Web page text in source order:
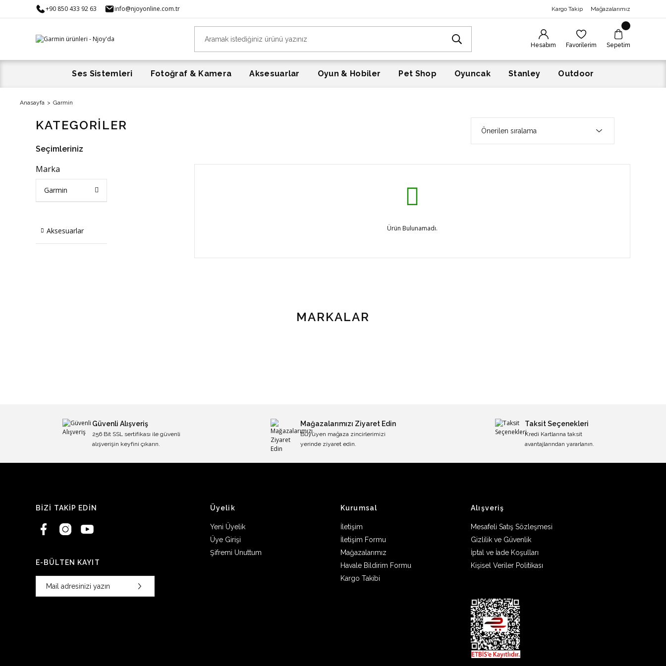
+90 850 433 92 63 info@njoyonline.com.tr Kargo Takip Mağazalarımız
Hesabım Favorilerim Sepetim
Ses Sistemleri Fotoğraf & Kamera Aksesuarlar Oyun & Hobiler Pet Shop Oyuncak Stanley Outdoor
Anasayfa Garmin
KATEGORİLER
Seçimleriniz
Marka
Garmin
Aksesuarlar Ürün Bulunamadı.
MARKALAR
Güvenli Alışveriş
256 Bit SSL sertifikası ile güvenli
alışverişin keyfini çıkarın.
Mağazalarımızı Ziyaret Edin
Büyüyen mağaza zincirlerimizi
yerinde ziyaret edin.
Taksit Seçenekleri
Kredi Kartlarına taksit
avantajlarından yararlanın.
BİZİ TAKİP EDİN
E-BÜLTEN KAYIT
Üyelik
Yeni Üyelik
Üye Girişi
Şifremi Unuttum
Kurumsal
İletişim
İletişim Formu
Mağazalarımız
Havale Bildirim Formu
Kargo Takibi
Alışveriş
Mesafeli Satış Sözleşmesi
Gizlilik ve Güvenlik
İptal ve İade Koşulları
Kişisel Veriler Politikası